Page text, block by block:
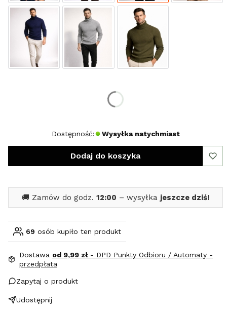
Dostępność: Wysyłka natychmiast
Dodaj do koszyka
🚚 Zamów do godz. 12:00 – wysyłka jeszcze dziś!
69 osób kupiło ten produkt
Dostawa od 9,99 zł - DPD Punkty Odbioru / Automaty -
przedpłata
Zapytaj o produkt
Udostępnij